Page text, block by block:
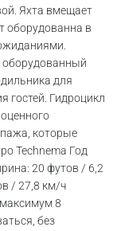
Яхта вмещает
оборудованна в
оборудованный
для
гостей. Гидроцикл
которые
Technema Год
20 футов / 6,2
/ 27,8 км/ч
8
без